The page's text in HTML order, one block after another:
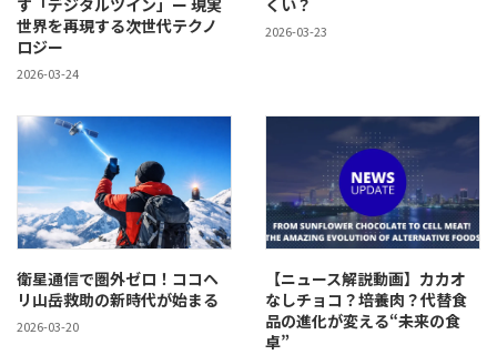
世界を再現する次世代テクノ
ロジー
2026-03-24
2026-03-23
衛星通信で圏外ゼロ！ココヘ
リ山岳救助の新時代が始まる
2026-03-20
【ニュース解説動画】カカオ
なしチョコ？培養肉？代替食
品の進化が変える“未来の食
卓”